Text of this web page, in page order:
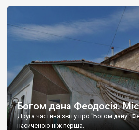
Богом дана Феодосія.
Друга частина звіту про "Богом дану"
насиченою ніж перша.